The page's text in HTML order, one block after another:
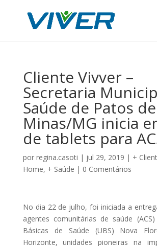
Cliente Vivver –
Secretaria
Saúde de Patos de
Minas/MG inicia
de tablets para
por regina.casoti | jul 29, 2019 | +
Home, + Saúde | 0 Comentários
No dia 22 de julho, foi iniciada a
agentes comunitárias de saúde
Básicas de Saúde (UBS) Nova
Horizonte, unidades pioneiras na